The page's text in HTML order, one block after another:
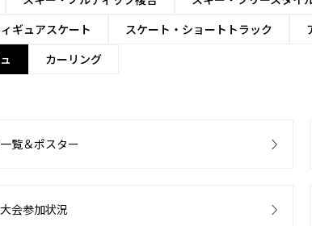
ギュアスケート スケート・ショートトラック
カーリング
覧＆ポスター
会参加状況